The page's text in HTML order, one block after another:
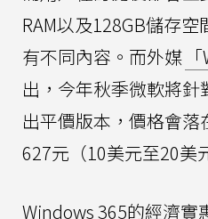
RAM以及128GB儲存
有不同內容。而外媒
出，今年秋季微軟將
出平價版本，價格會
627元（10美元至20美
Windows 365的經濟實